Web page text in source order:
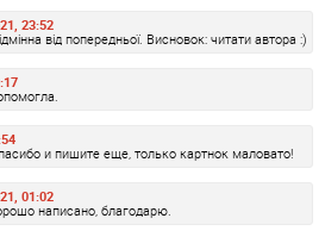
23:52
від попередньої. Висновок: читати автора :)
и пишите еще, только картнок маловато!
01:02
написано, благодарю.